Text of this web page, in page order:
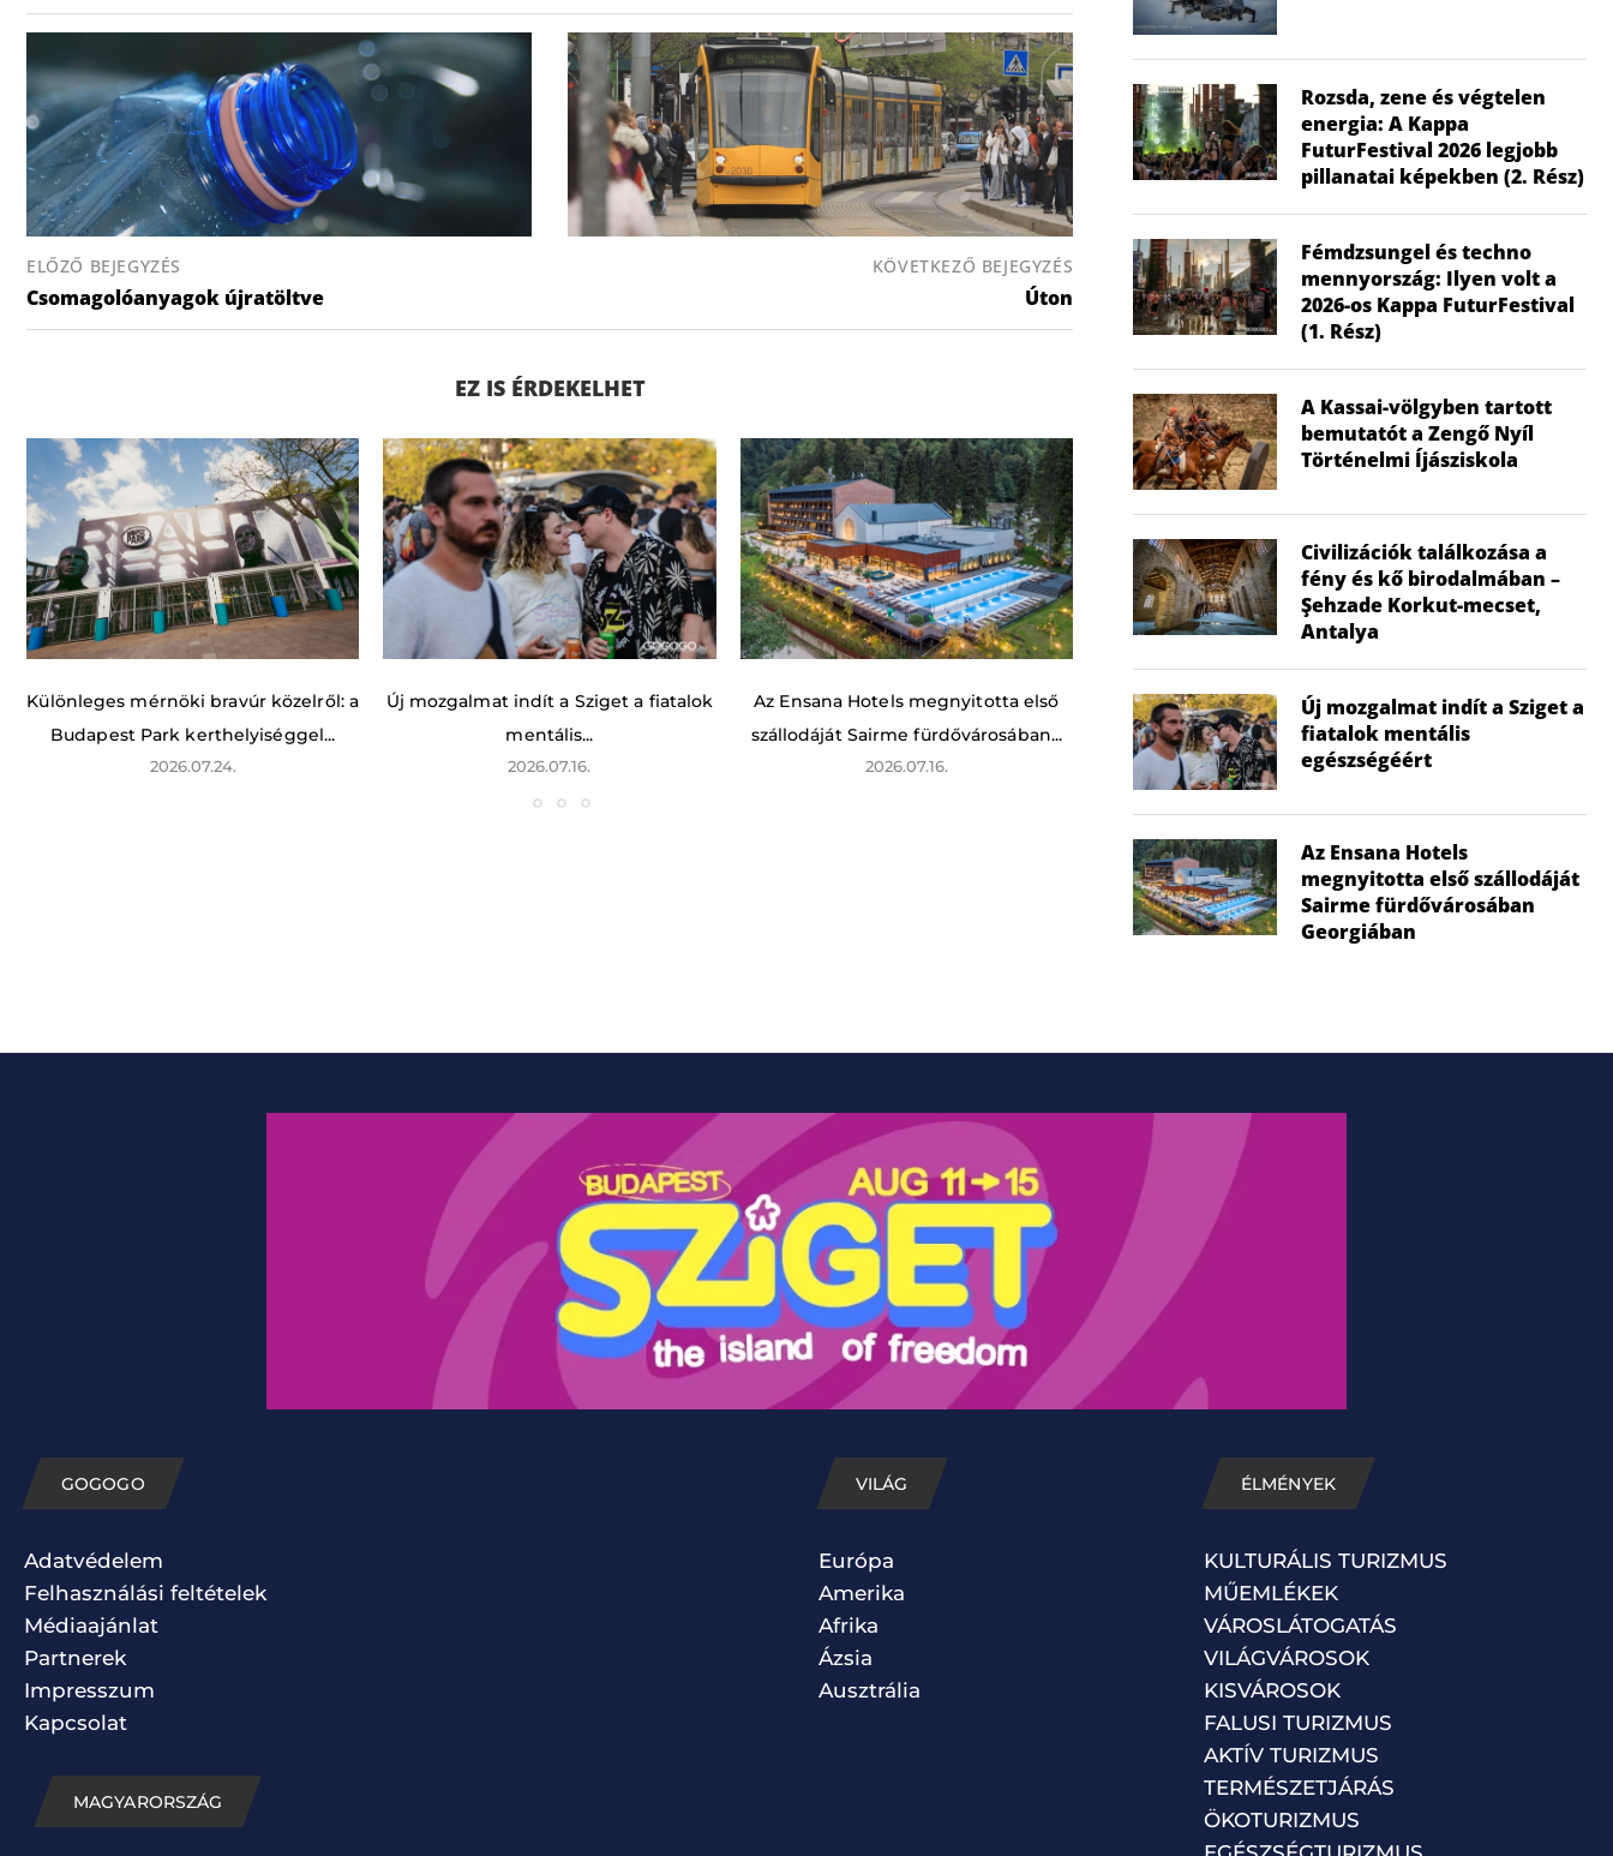
ELŐZŐ BEJEGYZÉS
Csomagolóanyagok újratöltve
KÖVETKEZŐ BEJEGYZÉS
Úton
EZ IS ÉRDEKELHET
Különleges mérnöki bravúr közelről: a
Budapest Park kerthelyiséggel...
2026.07.24.
Új mozgalmat indít a Sziget a fiatalok
mentális...
2026.07.16.
Az Ensana Hotels megnyitotta első
szállodáját Sairme fürdővárosában...
2026.07.16.
Nem a gyerek tehet róla, mégis ő
húzza...
2026.07.02.
Visszatér a
Rozsda, zene és végtelen
energia: A Kappa
FuturFestival 2026 legjobb
pillanatai képekben (2. Rész)
Fémdzsungel és techno
mennyország: Ilyen volt a
2026-os Kappa FuturFestival
(1. Rész)
A Kassai-völgyben tartott
bemutatót a Zengő Nyíl
Történelmi Íjásziskola
Civilizációk találkozása a
fény és kő birodalmában –
Şehzade Korkut-mecset,
Antalya
Új mozgalmat indít a Sziget a
fiatalok mentális
egészségéért
Az Ensana Hotels
megnyitotta első szállodáját
Sairme fürdővárosában
Georgiában
GOGOGO
Adatvédelem
Felhasználási feltételek
Médiaajánlat
Partnerek
Impresszum
Kapcsolat
MAGYARORSZÁG
VILÁG
Európa
Amerika
Afrika
Ázsia
Ausztrália
ÉLMÉNYEK
KULTURÁLIS TURIZMUS
MŰEMLÉKEK
VÁROSLÁTOGATÁS
VILÁGVÁROSOK
KISVÁROSOK
FALUSI TURIZMUS
AKTÍV TURIZMUS
TERMÉSZETJÁRÁS
ÖKOTURIZMUS